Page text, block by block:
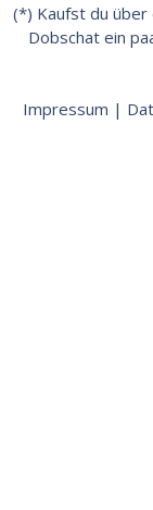
(*) Kaufst du über
Dobschat ein
Impressum |